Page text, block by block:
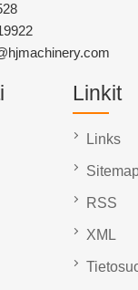
Linkit
Links
RSS
XML